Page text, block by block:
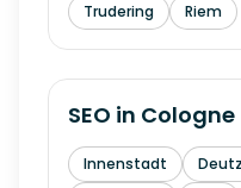
Trudering
Riem
SEO in Cologne
Innenstadt Deutz